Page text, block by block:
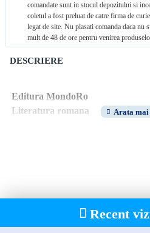
comandate sunt in stocul depozitului si
coletul a fost preluat de catre firma de
legat de site. Nu plasati comanda daca nu
mult de 48 de ore pentru venirea
DESCRIERE
Editura MondoRo
Literatura romana
Recent